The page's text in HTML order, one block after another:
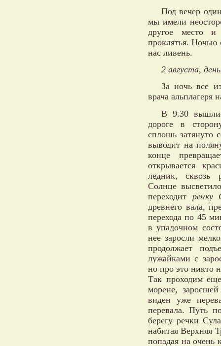
Под вечер
мы имели
другое место и
проклятья. Ночью
нас ливень.
2 августа,
За ночь все
врача альплагеря
В 9.30 вышли
дороге в
сплошь затянуто
выводит на
конце
открывается
ледник, сквозь
Солнце
переходит речку
древнего вала,
перехода по 45
в упадочном
нее заросли
продолжает
лужайками с
но про это никто
Так проходим
морене,
виден уже
перевала. Путь
берегу речки
набитая Верхняя
попадая на очень